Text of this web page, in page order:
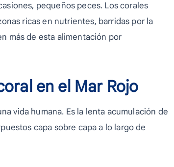
pequeños peces. Los corales
ricas en nutrientes, barridas por la
más de esta alimentación por
en el Mar Rojo
vida humana. Es la lenta acumulación de
capa sobre capa a lo largo de